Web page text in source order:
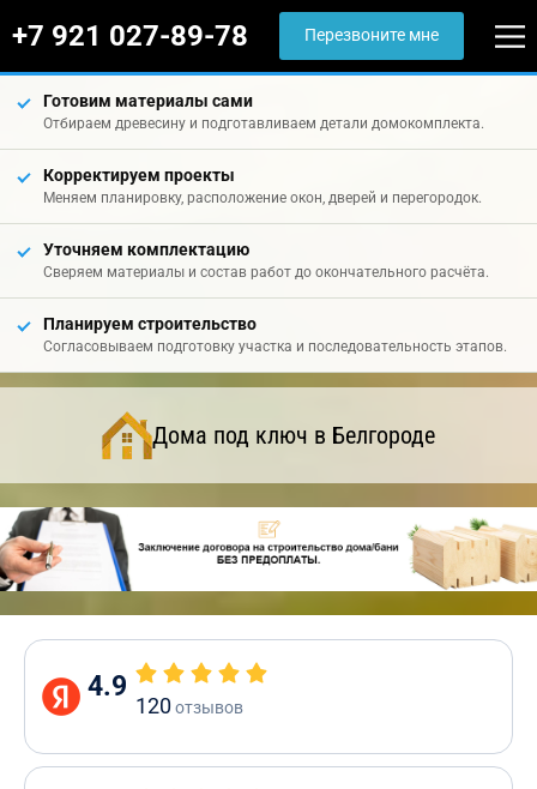
+7 921 027-89-78 Перезвоните мне
Готовим материалы сами
Отбираем древесину и подготавливаем детали домокомплекта.
Корректируем проекты
Меняем планировку, расположение окон, дверей и перегородок.
Уточняем комплектацию
Сверяем материалы и состав работ до окончательного расчёта.
Планируем строительство
Согласовываем подготовку участка и последовательность этапов.
Дома под ключ в Белгороде
4.9
120отзывов